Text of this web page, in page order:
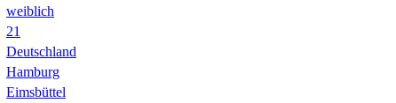
weiblich
21
Deutschland
Hamburg
Eimsbüttel